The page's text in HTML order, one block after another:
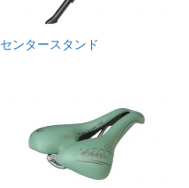
センタースタンド